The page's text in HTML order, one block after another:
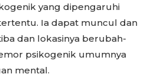
yang dipengaruhi
Ia dapat muncul dan
dan lokasinya berubah-
psikogenik umumnya
mental.